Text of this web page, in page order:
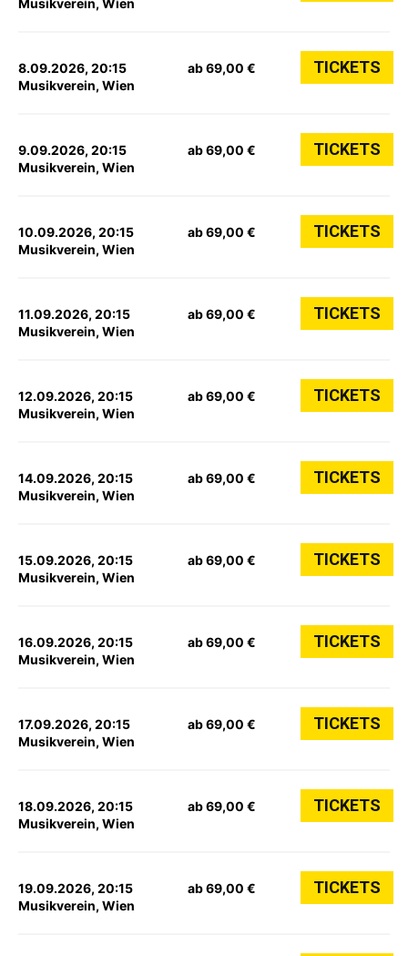
Musikverein, Wien
8.09.2026, 20:15
Musikverein, Wien
ab 69,00 € TICKETS
9.09.2026, 20:15
Musikverein, Wien
ab 69,00 € TICKETS
10.09.2026, 20:15
Musikverein, Wien
ab 69,00 € TICKETS
11.09.2026, 20:15
Musikverein, Wien
ab 69,00 € TICKETS
12.09.2026, 20:15
Musikverein, Wien
ab 69,00 € TICKETS
14.09.2026, 20:15
Musikverein, Wien
ab 69,00 € TICKETS
15.09.2026, 20:15
Musikverein, Wien
ab 69,00 € TICKETS
16.09.2026, 20:15
Musikverein, Wien
ab 69,00 € TICKETS
17.09.2026, 20:15
Musikverein, Wien
ab 69,00 € TICKETS
18.09.2026, 20:15
Musikverein, Wien
ab 69,00 € TICKETS
19.09.2026, 20:15
Musikverein, Wien
ab 69,00 € TICKETS